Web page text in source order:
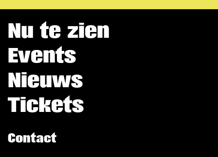
Nu te zien
Events
Nieuws
Tickets
Contact